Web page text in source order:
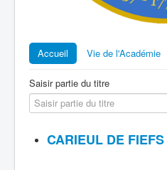
Accueil Vie de l'Académie
Saisir partie du titre
CARIEUL DE